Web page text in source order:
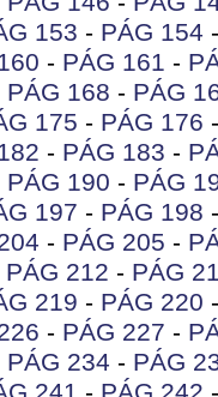
153 - PÁG 154
- PÁG 161 -
PÁG 168 - PÁG
175 - PÁG 176
- PÁG 183 -
PÁG 190 - PÁG
197 - PÁG 198
- PÁG 205 -
PÁG 212 - PÁG
219 - PÁG 220
- PÁG 227 -
PÁG 234 - PÁG